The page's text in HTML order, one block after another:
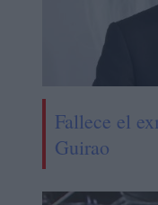
Fallece el
Guirao